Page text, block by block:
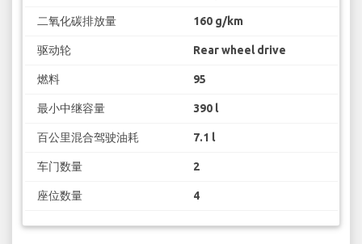
二氧化碳排放量 160 g/km
驱动轮 Rear wheel drive
燃料 95
最小中继容量 390 l
百公里混合驾驶油耗 7.1 l
车门数量 2
座位数量 4